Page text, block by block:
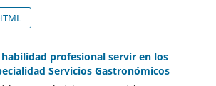
profesional servir en los
Servicios Gastronómicos